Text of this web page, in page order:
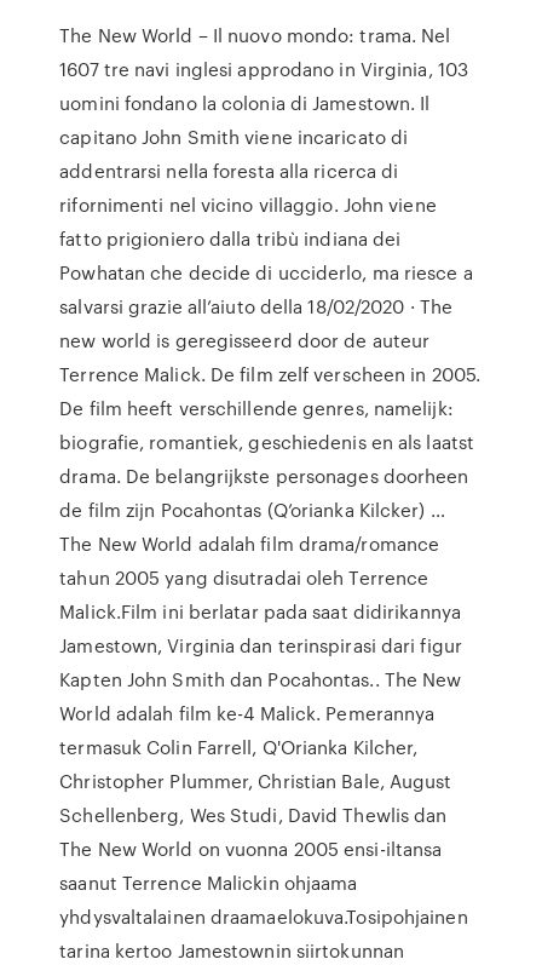
The New World – Il nuovo mondo: trama. Nel
1607 tre navi inglesi approdano in Virginia, 103
uomini fondano la colonia di Jamestown. Il
capitano John Smith viene incaricato di
addentrarsi nella foresta alla ricerca di
rifornimenti nel vicino villaggio. John viene
fatto prigioniero dalla tribù indiana dei
Powhatan che decide di ucciderlo, ma riesce a
salvarsi grazie all’aiuto della 18/02/2020 · The
new world is geregisseerd door de auteur
Terrence Malick. De film zelf verscheen in 2005.
De film heeft verschillende genres, namelijk:
biografie, romantiek, geschiedenis en als laatst
drama. De belangrijkste personages doorheen
de film zijn Pocahontas (Q’orianka Kilcker) …
The New World adalah film drama/romance
tahun 2005 yang disutradai oleh Terrence
Malick.Film ini berlatar pada saat didirikannya
Jamestown, Virginia dan terinspirasi dari figur
Kapten John Smith dan Pocahontas.. The New
World adalah film ke-4 Malick. Pemerannya
termasuk Colin Farrell, Q'Orianka Kilcher,
Christopher Plummer, Christian Bale, August
Schellenberg, Wes Studi, David Thewlis dan
The New World on vuonna 2005 ensi-iltansa
saanut Terrence Malickin ohjaama
yhdysvaltalainen draamaelokuva.Tosipohjainen
tarina kertoo Jamestownin siirtokunnan